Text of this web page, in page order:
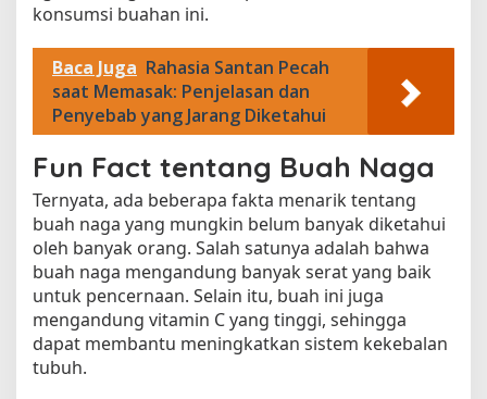
konsumsi buahan ini.
Baca Juga Rahasia Santan Pecah
saat Memasak: Penjelasan dan
Penyebab yang Jarang Diketahui
Fun Fact tentang Buah Naga
Ternyata, ada beberapa fakta menarik tentang
buah naga yang mungkin belum banyak diketahui
oleh banyak orang. Salah satunya adalah bahwa
buah naga mengandung banyak serat yang baik
untuk pencernaan. Selain itu, buah ini juga
mengandung vitamin C yang tinggi, sehingga
dapat membantu meningkatkan sistem kekebalan
tubuh.